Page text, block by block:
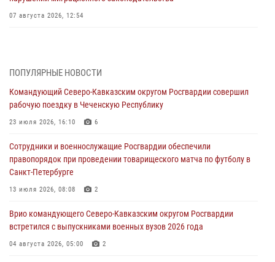
07 августа 2026, 12:54
Росгвардии (видео)
07 августа 2026, 12:20
ветераны военной контрразведки почтили память Николая
Кузнецова
07 августа 2026, 12:00
выпуска «Легенды армии с Александром Маршалом»
07 августа 2026, 12:00
ПОПУЛЯРНЫЕ НОВОСТИ
Командующий Северо-Кавказским округом Росгвардии совершил
рабочую поездку в Чеченскую Республику
23 июля 2026, 16:10 6
Сотрудники и военнослужащие Росгвардии обеспечили
правопорядок при проведении товарищеского матча по футболу в
Санкт-Петербурге
13 июля 2026, 08:08 2
Врио командующего Северо-Кавказским округом Росгвардии
встретился с выпускниками военных вузов 2026 года
04 августа 2026, 05:00 2